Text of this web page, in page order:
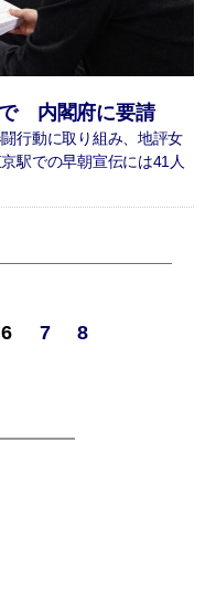
で 内閣府に要請
行動に取り組み、地評女
駅での早朝宣伝には41人
6 7
8